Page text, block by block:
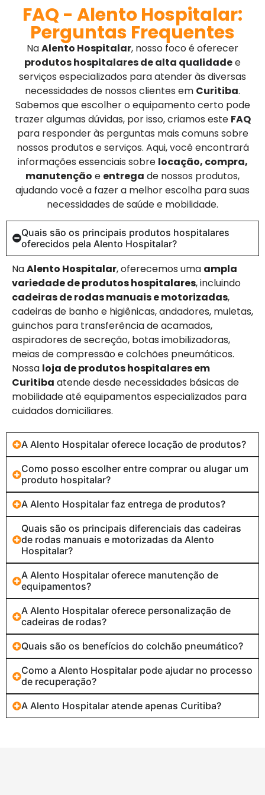
FAQ - Alento Hospitalar:
Perguntas Frequentes
NaAlento Hospitalar, nosso foco é oferecer
produtos hospitalares de alta qualidadee
serviços especializados para atender às diversas
necessidades de nossos clientes em Curitiba.
Sabemos que escolher o equipamento certo pode
trazer algumas dúvidas, por isso, criamos este FAQ
para responder às perguntas mais comuns sobre
nossos produtos e serviços. Aqui, você encontrará
informações essenciais sobre locação, compra,
manutenção e entrega de nossos produtos,
ajudando você a fazer a melhor escolha para suas
necessidades de saúde e mobilidade.
Quais são os principais produtos hospitalares
oferecidos pela Alento Hospitalar?
NaAlento Hospitalar, oferecemos uma ampla
variedade de produtos hospitalares, incluindo
cadeiras de rodas manuais e motorizadas,
cadeiras de banho e higiênicas, andadores, muletas,
guinchos para transferência de acamados,
aspiradores de secreção, botas imobilizadoras,
meias de compressão e colchões pneumáticos.
Nossa loja de produtos hospitalares em
Curitiba atende desde necessidades básicas de
mobilidade até equipamentos especializados para
cuidados domiciliares.
A Alento Hospitalar oferece locação de produtos?
Como posso escolher entre comprar ou alugar um
produto hospitalar?
A Alento Hospitalar faz entrega de produtos?
Quais são os principais diferenciais das cadeiras
de rodas manuais e motorizadas da Alento
Hospitalar?
A Alento Hospitalar oferece manutenção de
equipamentos?
A Alento Hospitalar oferece personalização de
cadeiras de rodas?
Quais são os benefícios do colchão pneumático?
Como a Alento Hospitalar pode ajudar no processo
de recuperação?
A Alento Hospitalar atende apenas Curitiba?